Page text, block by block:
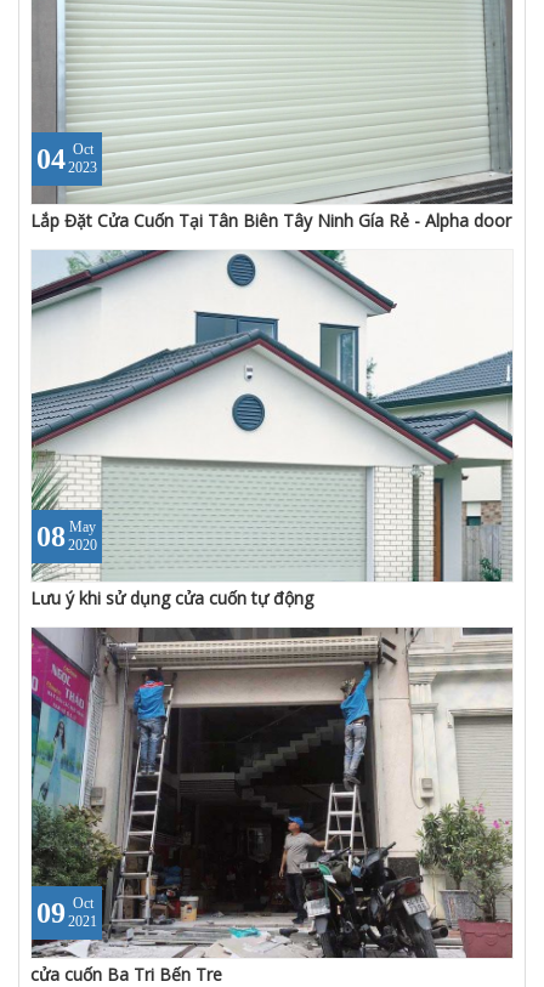
04 Oct
2023
Lắp Đặt Cửa Cuốn Tại Tân Biên Tây Ninh Gía Rẻ - Alpha door
08 May
2020
Lưu ý khi sử dụng cửa cuốn tự động
09 Oct
2021
cửa cuốn Ba Tri Bến Tre